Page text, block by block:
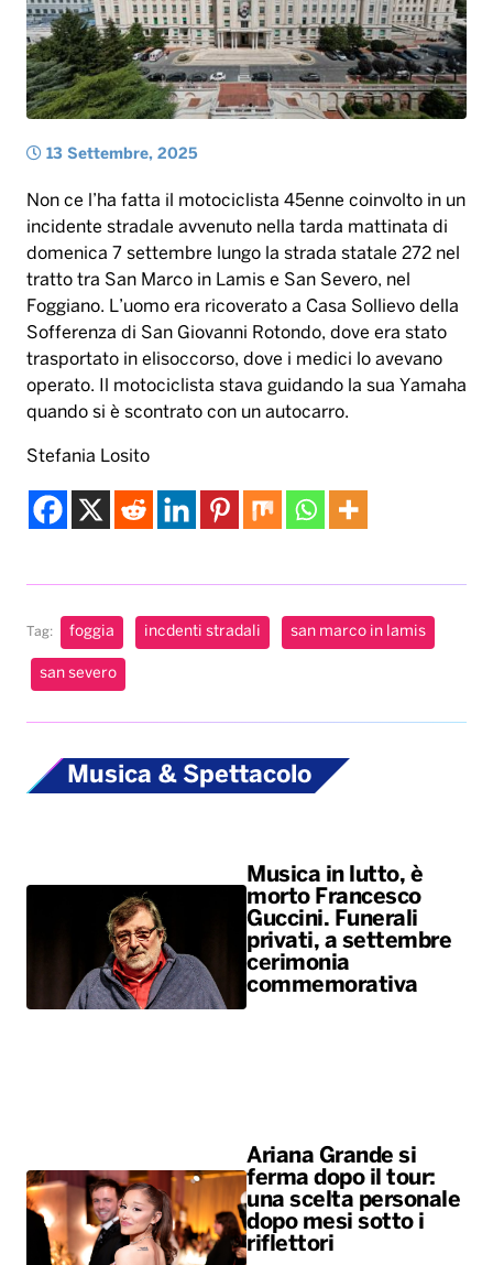
13 Settembre, 2025
Non ce l’ha fatta il motociclista 45enne coinvolto in un
incidente stradale avvenuto nella tarda mattinata di
domenica 7 settembre lungo la strada statale 272 nel
tratto tra San Marco in Lamis e San Severo, nel
Foggiano. L’uomo era ricoverato a Casa Sollievo della
Sofferenza di San Giovanni Rotondo, dove era stato
trasportato in elisoccorso, dove i medici lo avevano
operato. Il motociclista stava guidando la sua Yamaha
quando si è scontrato con un autocarro.
Stefania Losito
Tag: foggia incdenti stradali san marco in lamis
san severo
Musica & Spettacolo
Musica in lutto, è
morto Francesco
Guccini. Funerali
privati, a settembre
cerimonia
commemorativa
Ariana Grande si
ferma dopo il tour:
una scelta personale
dopo mesi sotto i
riflettori